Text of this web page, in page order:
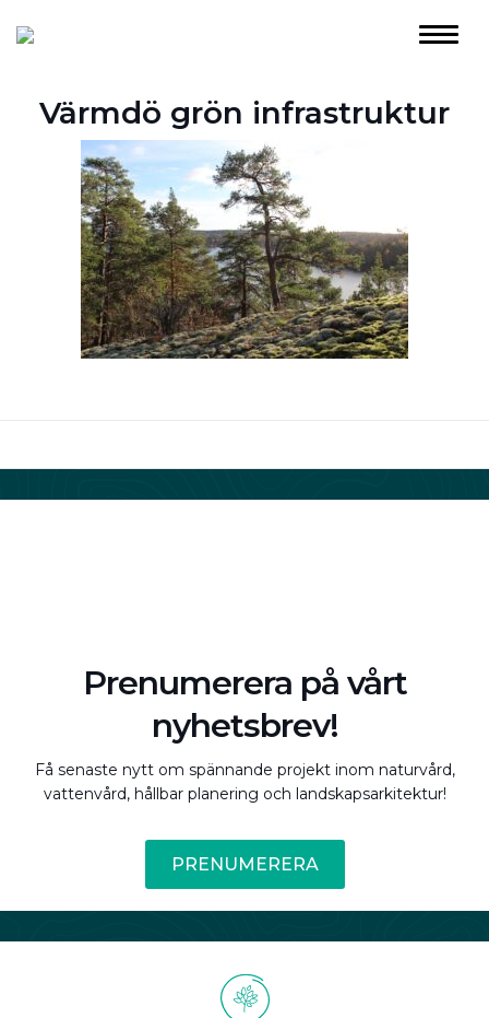
Värmdö grön infrastruktur
Prenumerera på vårt
nyhetsbrev!
Få senaste nytt om spännande projekt inom naturvård,
vattenvård, hållbar planering och landskapsarkitektur!
PRENUMERERA